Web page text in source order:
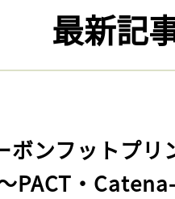
最新記
ボンフットプリ
PACT・